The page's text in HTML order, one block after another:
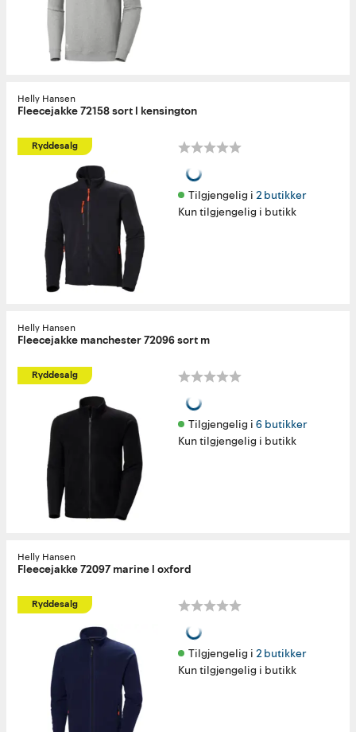
Helly Hansen
Fleecejakke 72158 sort l kensington
Ryddesalg
Tilgjengelig i 2 butikker
Kun tilgjengelig i butikk
Helly Hansen
Fleecejakke manchester 72096 sort m
Ryddesalg
Tilgjengelig i 6 butikker
Kun tilgjengelig i butikk
Helly Hansen
Fleecejakke 72097 marine l oxford
Ryddesalg
Tilgjengelig i 2 butikker
Kun tilgjengelig i butikk